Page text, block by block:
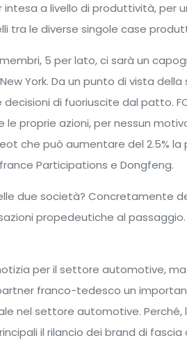
intesa a livello di produttività, per
tra le diverse singole case
5 per lato, ci sarà un
York. Da un punto di vista
di fuoriuscite dal patto.
proprie azioni, per nessun
che può aumentare del 2.5% la
Participations e Dongfeng.
due società? Concretamente
propedeutiche al
per il settore automotive,
franco-tedesco un
nel settore automotive.
il rilancio dei brand di